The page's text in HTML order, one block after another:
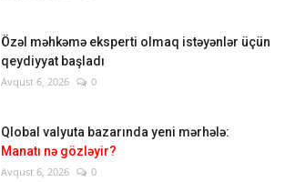
Özəl məhkəmə eksperti olmaq istəyənlər üçün
qeydiyyat başladı
Avqust 6, 2026 0
Qlobal valyuta bazarında yeni mərhələ:
Manatı nə gözləyir?
Avqust 6, 2026 0